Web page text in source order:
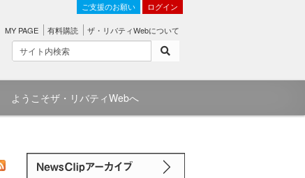
ご支援のお願い ログイン
MY PAGE 有料購読 ザ・リバティWebについて
ようこそザ・リバティWebへ